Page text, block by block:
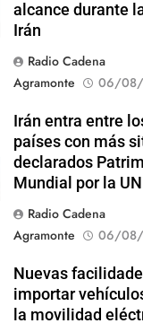
alcance durante
Irán
Radio Cadena
Agramonte
06/
Irán entra entre
países con más
declarados
Mundial por la
Radio Cadena
Agramonte
06/
Nuevas
importar
la movilidad